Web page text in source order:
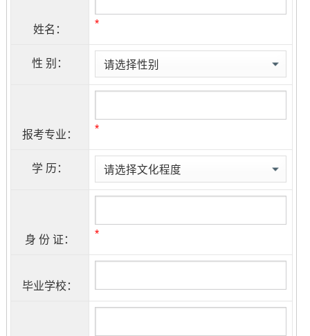
姓名： *
性 别：
报考专业： *
学 历：
身 份 证： *
毕业学校：